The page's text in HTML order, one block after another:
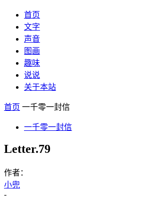
首页
文字
声音
图画
趣味
说说
关于本站
首页 一千零一封信
一千零一封信
Letter.79
作者：
小兜
-